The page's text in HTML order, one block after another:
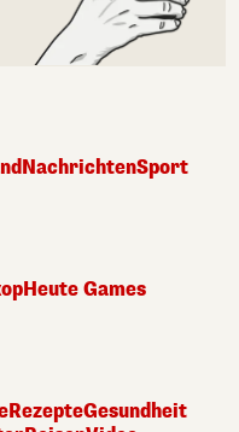
NachrichtenSport
Heute Games
RezepteGesundheit